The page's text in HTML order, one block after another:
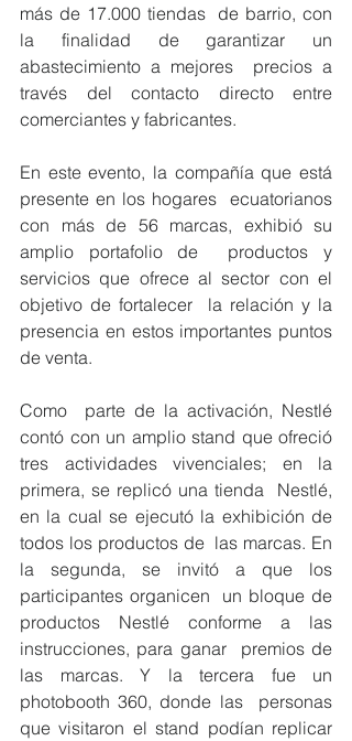
más de 17.000 tiendas  de barrio, con
la finalidad de garantizar un
abastecimiento a mejores  precios a
través del contacto directo entre
comerciantes y fabricantes.
En este evento, la compañía que está
presente en los hogares  ecuatorianos
con más de 56 marcas, exhibió su
amplio portafolio de  productos y
servicios que ofrece al sector con el
objetivo de fortalecer  la relación y la
presencia en estos importantes puntos
de venta.
Como  parte de la activación, Nestlé
contó con un amplio stand que ofreció
tres actividades vivenciales; en la
primera, se replicó una tienda  Nestlé,
en la cual se ejecutó la exhibición de
todos los productos de  las marcas. En
la segunda, se invitó a que los
participantes organicen  un bloque de
productos Nestlé conforme a las
instrucciones, para ganar  premios de
las marcas. Y la tercera fue un
photobooth 360, donde las  personas
que visitaron el stand podían replicar